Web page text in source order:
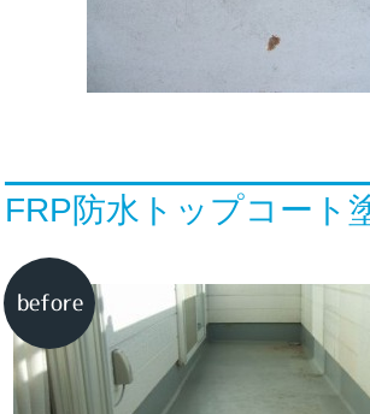
FRP防水トップコート
before